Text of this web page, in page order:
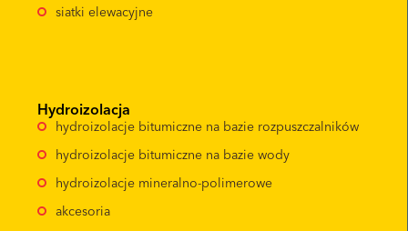
siatki elewacyjne
Hydroizolacja
hydroizolacje bitumiczne na bazie rozpuszczalników
hydroizolacje bitumiczne na bazie wody
hydroizolacje mineralno-polimerowe
akcesoria